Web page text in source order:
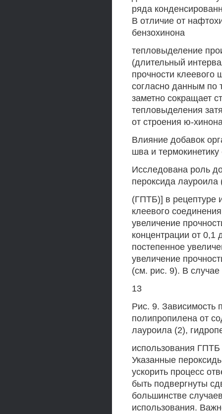
ряда
В отличие от
бензохинона
тепловыделение
(длительный
прочности
согласно данным по
заметно сокращает
тепловыделения
от строения ю-
Влияние добавок
шва и
Исследована роль
пероксида лауроила
(ГПТБ)] в рецептуре
клеевого
увеличение
концентрации от 0,1
постепенное
увеличение
(см. рис. 9). В случае
13
Рис. 9. Зависимость
полипропилена от
лауроила (2),
использования
Указанные
ускорить процесс
быть подвергнуты
большинстве
использования.